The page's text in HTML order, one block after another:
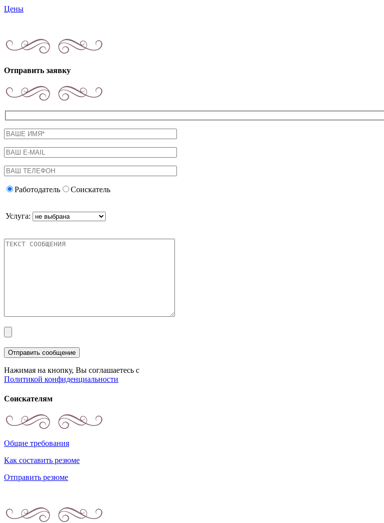
Цены
Отправить заявку
Работодатель Соискатель
Услуга:
Нажимая на кнопку, Вы соглашаетесь с
Политикой конфиденциальности
Соискателям
Общие требования
Как составить резюме
Отправить резюме